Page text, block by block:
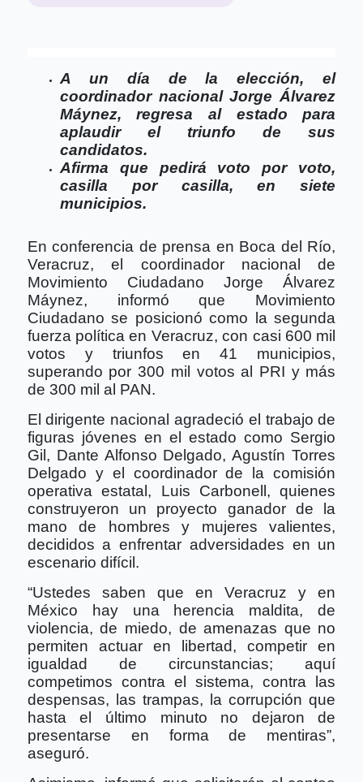
A un día de la elección, el
coordinador nacional Jorge Álvarez
Máynez, regresa al estado para
aplaudir el triunfo de sus
candidatos.
Afirma que pedirá voto por voto,
casilla por casilla, en siete
municipios.
En conferencia de prensa en Boca del Río,
Veracruz, el coordinador nacional de
Movimiento Ciudadano Jorge Álvarez
Máynez, informó que Movimiento
Ciudadano se posicionó como la segunda
fuerza política en Veracruz, con casi 600 mil
votos y triunfos en 41 municipios,
superando por 300 mil votos al PRI y más
de 300 mil al PAN.
El dirigente nacional agradeció el trabajo de
figuras jóvenes en el estado como Sergio
Gil, Dante Alfonso Delgado, Agustín Torres
Delgado y el coordinador de la comisión
operativa estatal, Luis Carbonell, quienes
construyeron un proyecto ganador de la
mano de hombres y mujeres valientes,
decididos a enfrentar adversidades en un
escenario difícil.
“Ustedes saben que en Veracruz y en
México hay una herencia maldita, de
violencia, de miedo, de amenazas que no
permiten actuar en libertad, competir en
igualdad de circunstancias; aquí
competimos contra el sistema, contra las
despensas, las trampas, la corrupción que
hasta el último minuto no dejaron de
presentarse en forma de mentiras”,
aseguró.